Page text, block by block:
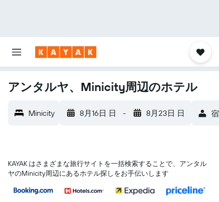
アンタルヤ、Minicity周辺のホテル
Minicity 8月16日 日 - 8月23日 日
KAYAK はさまざまな旅行サイトを一括検索することで、アンタル
ヤ​のMinicity​周辺にあるホテル探しをお手伝いします